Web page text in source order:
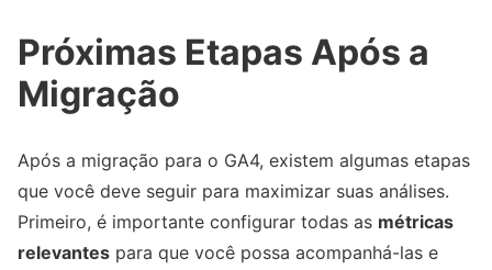
Próximas Etapas Após a
Migração
Após a migração para o GA4, existem algumas etapas
que você deve seguir para maximizar suas análises.
Primeiro, é importante configurar todas as métricas
relevantes para que você possa acompanhá-las e